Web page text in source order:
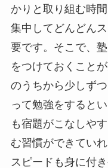
かりと取り組む時
集中してどんどん
要です。そこで、
をつけておくこと
のうちから少しず
って勉強をすると
も宿題がこなしや
む習慣ができてい
スピードも身に付